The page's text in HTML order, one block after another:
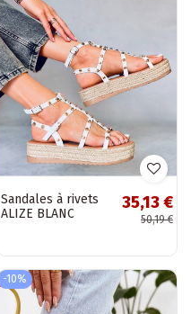
Sandales à rivets
ALIZE BLANC
35,13 €
50,19 €
-10%